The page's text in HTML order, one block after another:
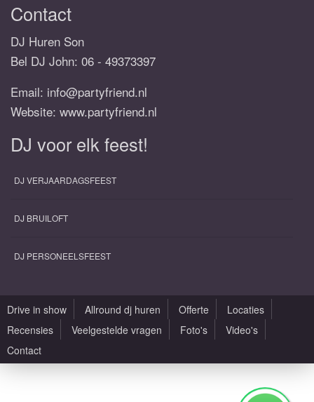
Contact
DJ Huren Son
Bel DJ John: 06 - 49373397
Email: info@partyfriend.nl
Website: www.partyfriend.nl
DJ voor elk feest!
DJ VERJAARDAGSFEEST
DJ BRUILOFT
DJ PERSONEELSFEEST
Drive in show Allround dj huren Offerte
Locaties
Recensies
Veelgestelde vragen Foto's
Video's
Contact
Algemene voorwaarden